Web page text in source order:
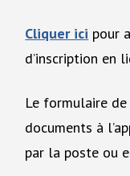
Cliquer ici pour
d’inscription en
Le formulaire
documents à
par la poste ou